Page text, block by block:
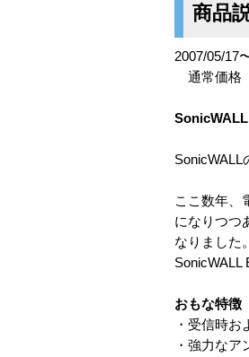
商品
2007/05/17
通常価格
SonicWALL
ここ数年、
になりつつ
なりました
SonicWALL
おもな特徴
・受信時
・強力なア